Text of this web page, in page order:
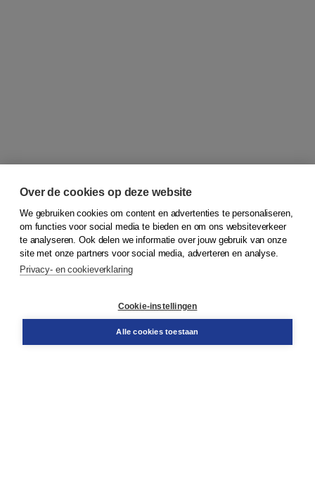
© 2026Koninklijke Boom uitgevers
Bestellen
Over de cookies op deze website
We gebruiken cookies om content en advertenties te personaliseren,
om functies voor social media te bieden en om ons websiteverkeer
te analyseren. Ook delen we informatie over jouw gebruik van onze
site met onze partners voor social media, adverteren en analyse.
Privacy- en cookieverklaring
Cookie-instellingen
Alle cookies toestaan